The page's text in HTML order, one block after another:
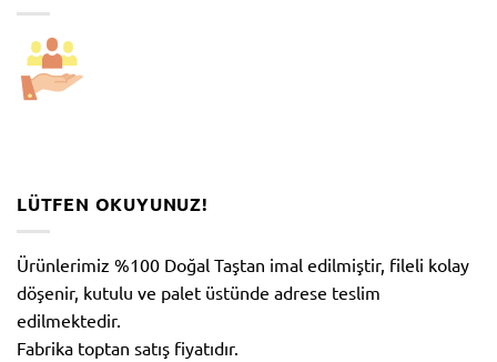
LÜTFEN OKUYUNUZ!
Ürünlerimiz %100 Doğal Taştan imal edilmiştir, fileli kolay
döşenir, kutulu ve palet üstünde adrese teslim
edilmektedir.
Fabrika toptan satış fiyatıdır.